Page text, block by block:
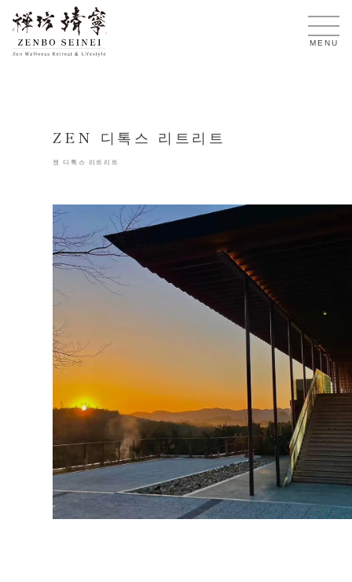
KO
MENU
ZEN 디톡스 리트리트
젠 디톡스 리트리트